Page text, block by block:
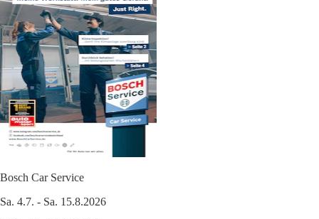
Bosch Car Service
Sa. 4.7. - Sa. 15.8.2026